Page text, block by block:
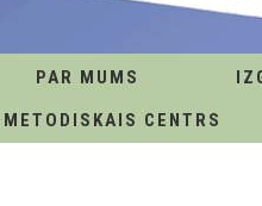
PAR MUMS
METODISKAIS CENTRS